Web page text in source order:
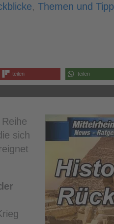
,Themen und
teilen teilen
sich